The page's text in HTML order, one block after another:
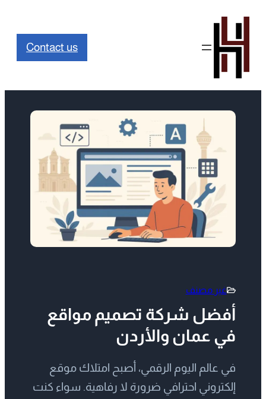
Contact us
غير مصنف
أفضل شركة تصميم مواقع
في عمان والأردن
في عالم اليوم الرقمي، أصبح امتلاك موقع
إلكتروني احترافي ضرورة لا رفاهية. سواء كنت